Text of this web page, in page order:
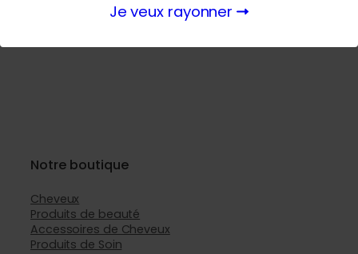
Je veux rayonner
Notre boutique
Cheveux
Produits de beauté
Accessoires de Cheveux
Produits de Soin